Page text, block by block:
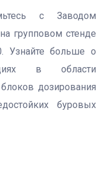
с Заводом
групповом стенде
Узнайте больше о
в области
дозирования
буровых